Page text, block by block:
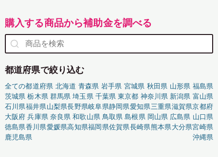
購入する商品から補助金を調べる
都道府県で絞り込む
全ての都道府県 北海道 青森県 岩手県 宮城県 秋田県 山形県 福島県
茨城県 栃木県 群馬県 埼玉県 千葉県 東京都 神奈川県 新潟県 富山県
石川県福井県山梨県長野県岐阜県静岡県愛知県三重県滋賀県京都府
大阪府 兵庫県 奈良県 和歌山県 鳥取県 島根県 岡山県 広島県 山口県
徳島県香川県愛媛県高知県福岡県佐賀県長崎県熊本県大分県宮崎県
鹿児島県
沖縄県